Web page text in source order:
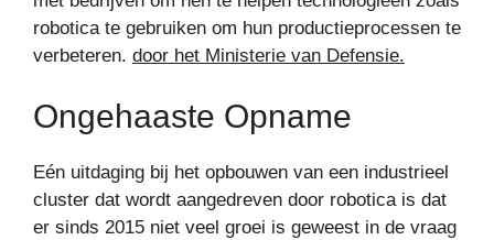
robotica te gebruiken om hun productieprocessen te
verbeteren. door het Ministerie van Defensie.
Ongehaaste Opname
Eén uitdaging bij het opbouwen van een industrieel
cluster dat wordt aangedreven door robotica is dat
er sinds 2015 niet veel groei is geweest in de vraag